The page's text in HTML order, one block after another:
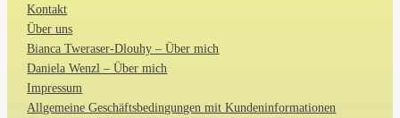
Kontakt
Über uns
Bianca Tweraser-Dlouhy – Über mich
Daniela Wenzl – Über mich
Impressum
Allgemeine Geschäftsbedingungen mit Kundeninformationen